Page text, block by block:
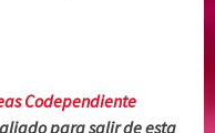
Codependiente
para salir de esta